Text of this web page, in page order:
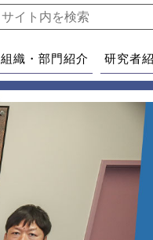
組織・部門紹介 研究者